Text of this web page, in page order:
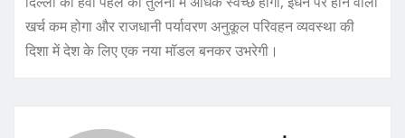
खर्च कम होगा और राजधानी पर्यावरण अनुकूल परिवहन व्यवस्था की
दिशा में देश के लिए एक नया मॉडल बनकर उभरेगी।